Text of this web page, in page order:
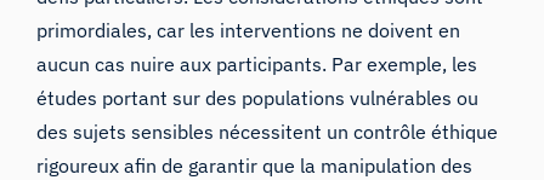
primordiales, car les interventions ne doivent en
aucun cas nuire aux participants. Par exemple, les
études portant sur des populations vulnérables ou
des sujets sensibles nécessitent un contrôle éthique
rigoureux afin de garantir que la manipulation des